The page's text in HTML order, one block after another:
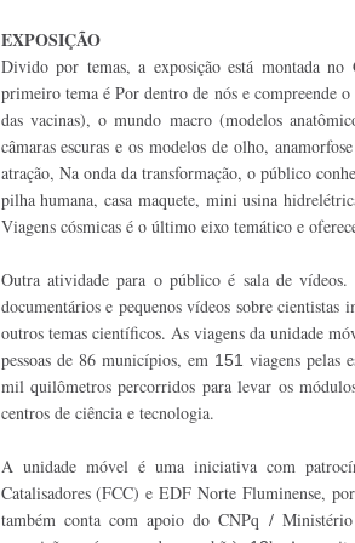
EXPOSIÇÃO
Divido por temas, a exposição está montada
primeiro tema é Por dentro de nós e compreende
das vacinas), o mundo macro (modelos
câmaras escuras e os modelos de olho,
atração, Na onda da transformação, o público
pilha humana, casa maquete, mini usina
Viagens cósmicas é o último eixo temático e
Outra atividade para o público é sala de
documentários e pequenos vídeos sobre cientistas
outros temas científicos. As viagens da unidade
pessoas de 86 municípios, em 151 viagens pelas
mil quilômetros percorridos para levar os
centros de ciência e tecnologia.
A unidade móvel é uma iniciativa com
Catalisadores (FCC) e EDF Norte Fluminense,
também conta com apoio do CNPq /